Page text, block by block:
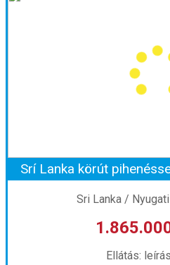
Város:
Utazás módja:
Ellátás:
Időpont: 2026-
már
Srí Lanka körút
Sri Lanka /
Ellátás: